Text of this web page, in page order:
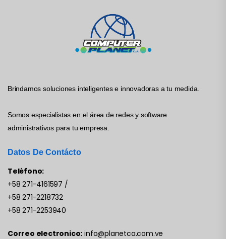
Brindamos soluciones inteligentes e innovadoras a tu medida.
Somos especialistas en el área de redes y software
administrativos para tu empresa.
Datos De Contácto
Teléfono:
+58 271-4161597 /
+58 271-2218732
+58 271-2253940
Correo electronico: info@planetca.com.ve